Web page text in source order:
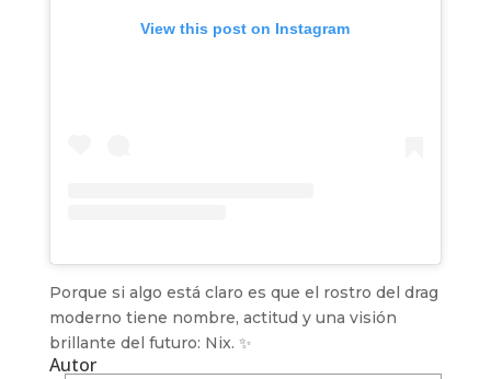
View this post on Instagram
Porque si algo está claro es que el rostro del drag
moderno tiene nombre, actitud y una visión
brillante del futuro: Nix. ✨
Autor